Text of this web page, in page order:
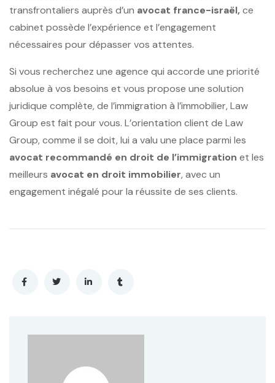
transfrontaliers auprès d’un avocat france-israël, ce
cabinet possède l’expérience et l’engagement
nécessaires pour dépasser vos attentes.
Si vous recherchez une agence qui accorde une priorité
absolue à vos besoins et vous propose une solution
juridique complète, de l’immigration à l’immobilier, Law
Group est fait pour vous. L’orientation client de Law
Group, comme il se doit, lui a valu une place parmi les
avocat recommandé en droit de l’immigration et les
meilleurs avocat en droit immobilier, avec un
engagement inégalé pour la réussite de ses clients.